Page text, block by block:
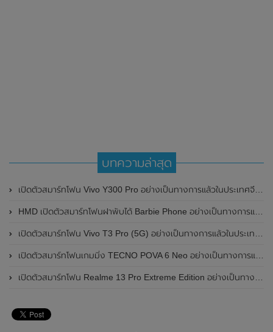
บทความล่าสุด
เปิดตัวสมาร์ทโฟน Vivo Y300 Pro อย่างเป็นทางการแล้วในประเทศจีน มาพร้อมดีไซน์พรีเมี่ยม ทนทาน และแบตเตอรี่สุดอึดขนาดใหญ่ 6,500mAh พร้อมรองรับการชาร์จไว 80W
HMD เปิดตัวสมาร์ทโฟนฝาพับได้ Barbie Phone อย่างเป็นทางการแล้ว มาพร้อมธีมสีชมพูสดใส
เปิดตัวสมาร์ทโฟน Vivo T3 Pro (5G) อย่างเป็นทางการแล้วในประเทศอินเดีย
เปิดตัวสมาร์ทโฟนเกมมิ่ง TECNO POVA 6 Neo อย่างเป็นทางการแล้วในประเทศไทย ในราคา 8,499 บาท
เปิดตัวสมาร์ทโฟน Realme 13 Pro Extreme Edition อย่างเป็นทางการแล้วในประเทศจีน